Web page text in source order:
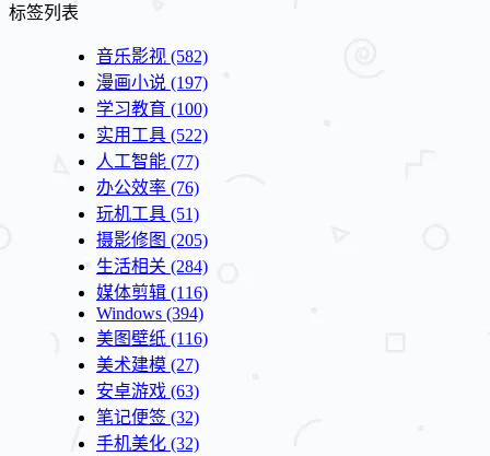
标签列表
音乐影视 (582)
漫画小说 (197)
学习教育 (100)
实用工具 (522)
人工智能 (77)
办公效率 (76)
玩机工具 (51)
摄影修图 (205)
生活相关 (284)
媒体剪辑 (116)
Windows (394)
美图壁纸 (116)
美术建模 (27)
安卓游戏 (63)
笔记便签 (32)
手机美化 (32)